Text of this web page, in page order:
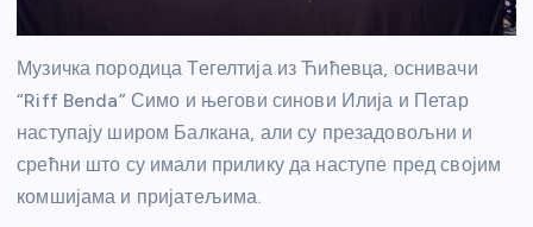
Музичка породица Тегелтија из Ћићевца, оснивачи
“Riff Benda” Симо и његови синови Илија и Петар
наступају широм Балкана, али су презадовољни и
срећни што су имали прилику да наступе пред својим
комшијама и пријатељима.